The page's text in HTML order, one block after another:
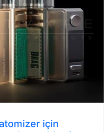
için